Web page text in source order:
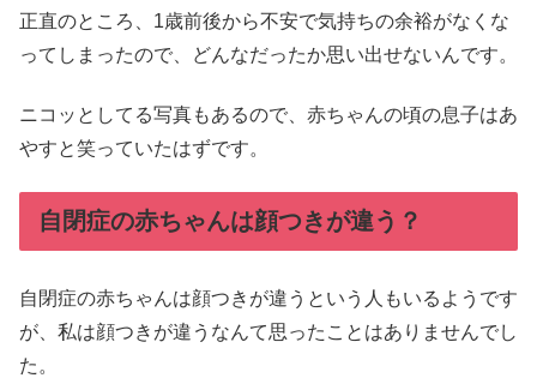
正直のところ、1歳前後から不安で気持ちの余裕がなくな
ってしまったので、どんなだったか思い出せないんです。
ニコッとしてる写真もあるので、赤ちゃんの頃の息子はあ
やすと笑っていたはずです。
自閉症の赤ちゃんは顔つきが違う？
自閉症の赤ちゃんは顔つきが違うという人もいるようです
が、私は顔つきが違うなんて思ったことはありませんでし
た。